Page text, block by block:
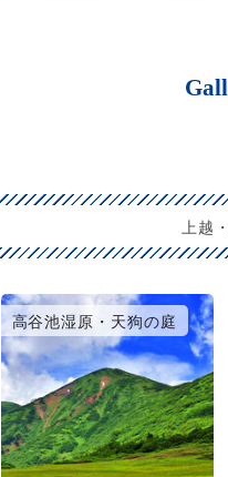
上越
高谷池湿原・天狗の庭